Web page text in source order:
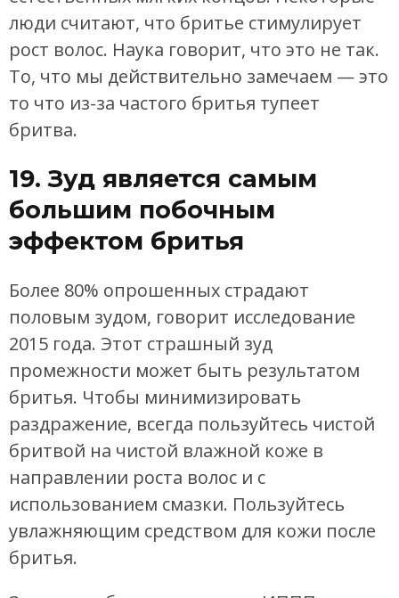
люди считают, что бритье стимулирует
рост волос. Наука говорит, что это не так.
То, что мы действительно замечаем — это
то что из-за частого бритья тупеет
бритва.
19. Зуд является самым
большим побочным
эффектом бритья
Более 80% опрошенных страдают
половым зудом, говорит исследование
2015 года. Этот страшный зуд
промежности может быть результатом
бритья. Чтобы минимизировать
раздражение, всегда пользуйтесь чистой
бритвой на чистой влажной коже в
направлении роста волос и с
использованием смазки. Пользуйтесь
увлажняющим средством для кожи после
бритья.